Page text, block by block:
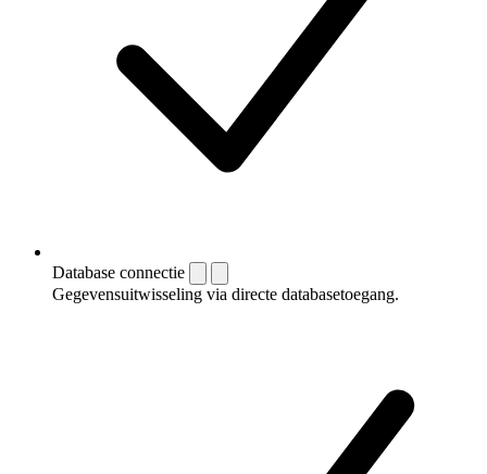
Database connectie
Gegevensuitwisseling via directe databasetoegang.